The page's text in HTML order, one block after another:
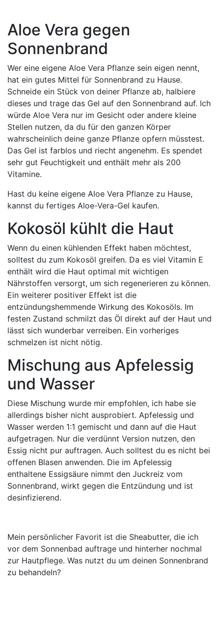
Aloe Vera gegen
Sonnenbrand
Wer eine eigene Aloe Vera Pflanze sein eigen nennt,
hat ein gutes Mittel für Sonnenbrand zu Hause.
Schneide ein Stück von deiner Pflanze ab, halbiere
dieses und trage das Gel auf den Sonnenbrand auf. Ich
würde Aloe Vera nur im Gesicht oder andere kleine
Stellen nutzen, da du für den ganzen Körper
wahrscheinlich deine ganze Pflanze opfern müsstest.
Das Gel ist farblos und riecht angenehm. Es spendet
sehr gut Feuchtigkeit und enthält mehr als 200
Vitamine.
Hast du keine eigene Aloe Vera Pflanze zu Hause,
kannst du fertiges Aloe-Vera-Gel kaufen.
Kokosöl kühlt die Haut
Wenn du einen kühlenden Effekt haben möchtest,
solltest du zum Kokosöl greifen. Da es viel Vitamin E
enthält wird die Haut optimal mit wichtigen
Nährstoffen versorgt, um sich regenerieren zu können.
Ein weiterer positiver Effekt ist die
entzündungshemmende Wirkung des Kokosöls. Im
festen Zustand schmilzt das Öl direkt auf der Haut und
lässt sich wunderbar verreiben. Ein vorheriges
schmelzen ist nicht nötig.
Mischung aus Apfelessig
und Wasser
Diese Mischung wurde mir empfohlen, ich habe sie
allerdings bisher nicht ausprobiert. Apfelessig und
Wasser werden 1:1 gemischt und dann auf die Haut
aufgetragen. Nur die verdünnt Version nutzen, den
Essig nicht pur auftragen. Auch solltest du es nicht bei
offenen Blasen anwenden. Die im Apfelessig
enthaltene Essigsäure nimmt den Juckreiz vom
Sonnenbrand, wirkt gegen die Entzündung und ist
desinfizierend.
Mein persönlicher Favorit ist die Sheabutter, die ich
vor dem Sonnenbad auftrage und hinterher nochmal
zur Hautpflege. Was nutzt du um deinen Sonnenbrand
zu behandeln?